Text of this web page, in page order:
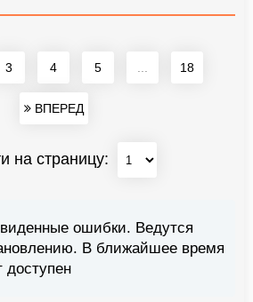
3 4 5 ... 18
ВПЕРЕД
на страницу:
ошибки. Ведутся
В ближайшее время
доступен